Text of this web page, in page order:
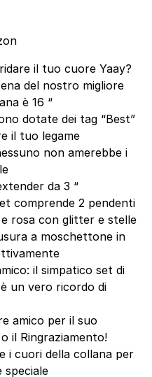
il tuo cuore Yaay?
del nostro migliore
è 16 “
dotate dei tag “Best”
il tuo legame
non amerebbe i
da 3 “
comprende 2 pendenti
rosa con glitter e stelle
a moschettone in
il simpatico set di
un vero ricordo di
amico per il suo
il Ringraziamento!
i cuori della collana per
speciale